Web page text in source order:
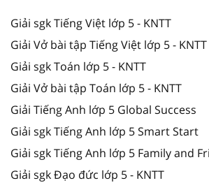
Giải sgk Tiếng Việt lớp 5 - KNTT
Giải Vở bài tập Tiếng Việt lớp 5 - KNTT
Giải sgk Toán lớp 5 - KNTT
Giải Vở bài tập Toán lớp 5 - KNTT
Giải Tiếng Anh lớp 5 Global Success
Giải sgk Tiếng Anh lớp 5 Smart Start
Giải sgk Tiếng Anh lớp 5 Family and
Giải sgk Đạo đức lớp 5 - KNTT